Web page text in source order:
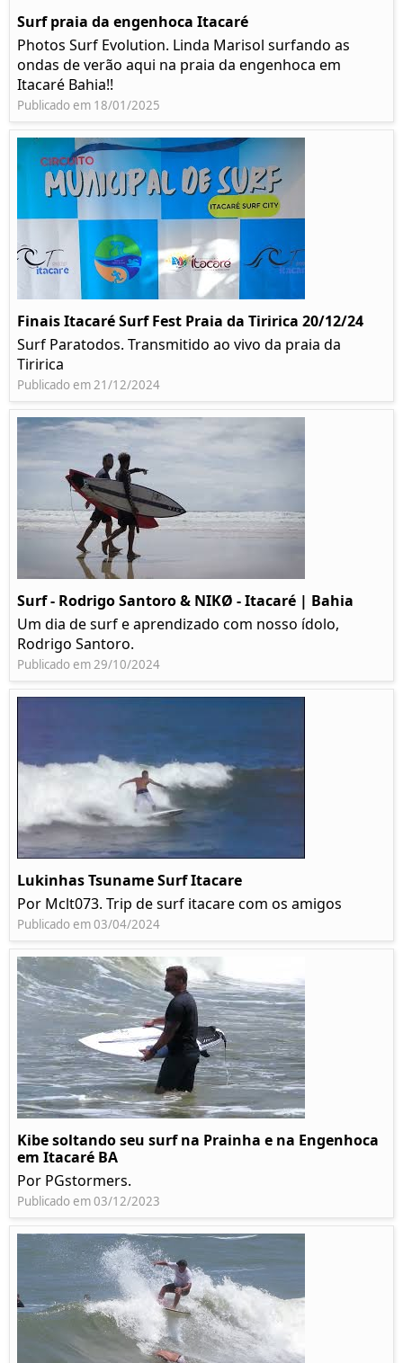
Surf praia da engenhoca Itacaré
Photos Surf Evolution. Linda Marisol surfando as
ondas de verão aqui na praia da engenhoca em
Itacaré Bahia!!
Publicado em 18/01/2025
Finais Itacaré Surf Fest Praia da Tiririca 20/12/24
Surf Paratodos. Transmitido ao vivo da praia da
Tiririca
Publicado em 21/12/2024
Surf - Rodrigo Santoro & NIKØ - Itacaré | Bahia
Um dia de surf e aprendizado com nosso ídolo,
Rodrigo Santoro.
Publicado em 29/10/2024
Lukinhas Tsuname Surf Itacare
Por Mclt073. Trip de surf itacare com os amigos
Publicado em 03/04/2024
Kibe soltando seu surf na Prainha e na Engenhoca
em Itacaré BA
Por PGstormers.
Publicado em 03/12/2023